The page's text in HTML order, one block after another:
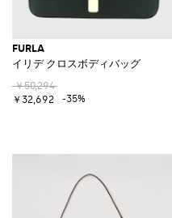
FURLA
イリデ クロスボディバッグ
￥50,294
￥32,692
-35%